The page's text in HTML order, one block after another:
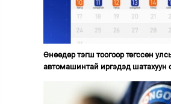
Өнөөдөр тэгш тоогоор төгссөн
автомашинтай иргэдэд шатахуун